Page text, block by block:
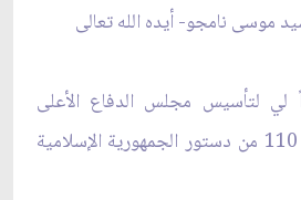
موسى نامجو- أيده الله تعالى‏
لي لتأسيس مجلس الدفاع الأعلى
استناداً إلى المادة رقم 110 من دستور الجمهورية الإسلامية